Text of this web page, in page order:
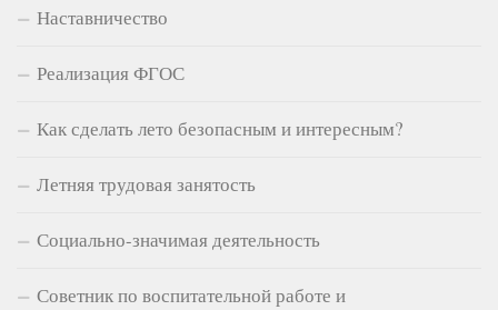
Наставничество
Реализация ФГОС
Как сделать лето безопасным и интересным?
Летняя трудовая занятость
Социально-значимая деятельность
Советник по воспитательной работе и